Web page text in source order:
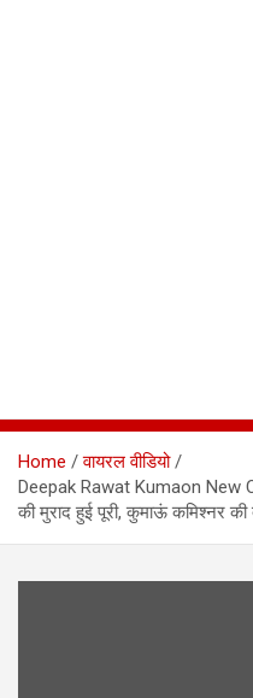
Home
वायरल वीडियो
Deepak Rawat Kumaon New
की मुराद हुई पूरी, कुमाऊं कमिश्‍नर की